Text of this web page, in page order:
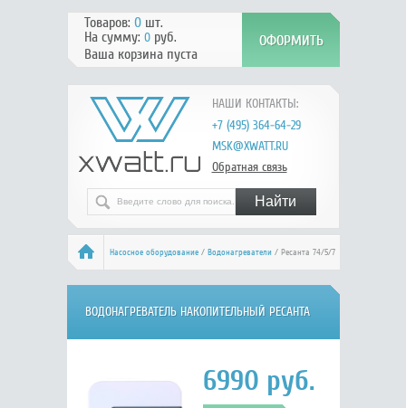
НАШИ КОНТАКТЫ:
+7 (495) 364-64-29
MSK@XWATT.RU
Обратная связь
Товаров: 0шт.
На сумму: 0руб.
Ваша корзина пуста
Насосное оборудование/ Водонагреватели/ Ресанта 74/5/7
ВОДОНАГРЕВАТЕЛЬ НАКОПИТЕЛЬНЫЙ РЕСАНТА
6990 руб.